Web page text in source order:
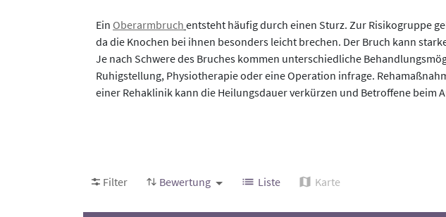
Ein Oberarmbruch entsteht häufig durch einen Sturz. Zur Risikogruppe
da die Knochen bei ihnen besonders leicht brechen. Der Bruch kann
Je nach Schwere des Bruches kommen unterschiedliche
Ruhigstellung, Physiotherapie oder eine Operation infrage.
einer Rehaklinik kann die Heilungsdauer verkürzen und Betroffene beim
. Weitere Informationen und die
Filter Bewertung Liste Karte